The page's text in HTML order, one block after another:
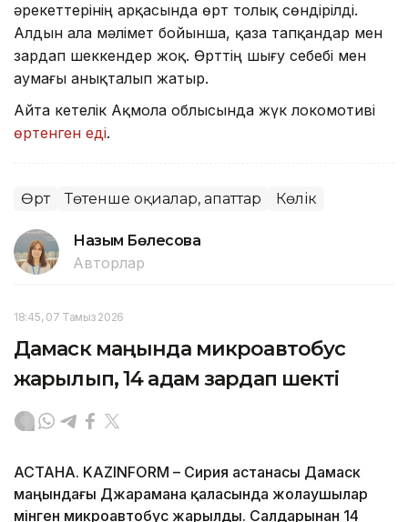
әрекеттерінің арқасында өрт толық сөндірілді.
Алдын ала мәлімет бойынша, қаза тапқандар мен
зардап шеккендер жоқ. Өрттің шығу себебі мен
аумағы анықталып жатыр.
Айта кетелік Ақмола облысында жүк локомотиві
өртенген еді.
Өрт Төтенше оқиғалар, апаттар Көлік
Назым Бөлесова
Авторлар
18:45, 07 Тамыз 2026
Дамаск маңында микроавтобус
жарылып, 14 адам зардап шекті
АСТАНА. KAZINFORM – Сирия астанасы Дамаск
маңындағы Джарамана қаласында жолаушылар
мінген микроавтобус жарылды. Салдарынан 14